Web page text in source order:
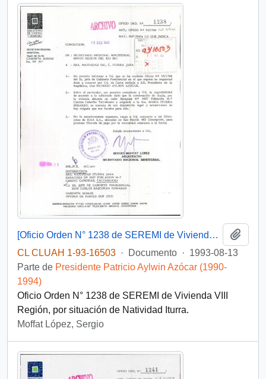
[Oficio Orden N° 1238 de SEREMI de Vivienda VIII Región]
CL CLUAH 1-93-16503 · Documento · 1993-08-13
Parte de Presidente Patricio Aylwin Azócar (1990-
1994)
Oficio Orden N° 1238 de SEREMI de Vivienda VIII
Región, por situación de Natividad Iturra.
Moffat López, Sergio